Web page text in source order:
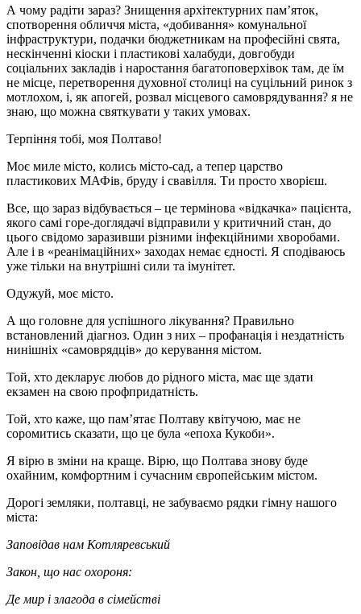
А чому радіти зараз? Знищення архітектурних пам’яток,
спотворення обличчя міста, «добивання» комунальної
інфраструктури, подачки бюджетникам на професійні свята,
нескінченні кіоски і пластикові халабуди, довгобуди
соціальних закладів і наростання багатоповерхівок там, де їм
не місце, перетворення духовної столиці на суцільний ринок з
мотлохом, і, як апогей, розвал місцевого самоврядування? я не
знаю, що можна святкувати у таких умовах.
Терпіння тобі, моя Полтаво!
Моє миле місто, колись місто-сад, а тепер царство
пластикових МАФів, бруду і свавілля. Ти просто хворієш.
Все, що зараз відбувається – це термінова «відкачка» пацієнта,
якого самі горе-доглядачі відправили у критичний стан, до
цього свідомо заразивши різними інфекційними хворобами.
Але і в «реанімаційних» заходах немає єдності. Я сподіваюсь
уже тільки на внутрішні сили та імунітет.
Одужуй, моє місто.
А що головне для успішного лікування? Правильно
встановлений діагноз. Один з них – профанація і нездатність
нинішніх «самоврядців» до керування містом.
Той, хто декларує любов до рідного міста, має ще здати
екзамен на свою профпридатність.
Той, хто каже, що пам’ятає Полтаву квітучою, має не
соромитись сказати, що це була «епоха Кукоби».
Я вірю в зміни на краще. Вірю, що Полтава знову буде
охайним, комфортним і сучасним європейським містом.
Дорогі земляки, полтавці, не забуваємо рядки гімну нашого
міста:
Заповідав нам Котляревський
Закон, що нас охороня:
Де мир і злагода в сімействі